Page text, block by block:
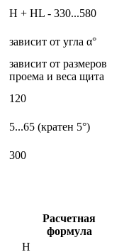
Н + HL - 330...580
зависит от угла α°
зависит от размеров
проема и веса щита
120
5...65 (кратен 5°)
300
Расчетная
формула
H